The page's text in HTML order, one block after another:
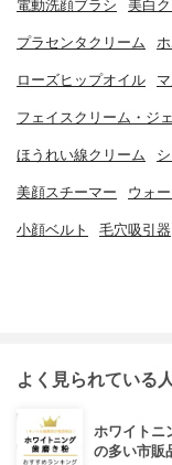
電動洗顔ブラシ 美白
プラセンタクリーム
ローズヒップオイル
フェイスクリーム・ジ
ほうれい線クリーム
美顔スチーマー ウォ
小顔ベルト 毛穴吸引器
よく見られている
ホワイトニ
の多い市販